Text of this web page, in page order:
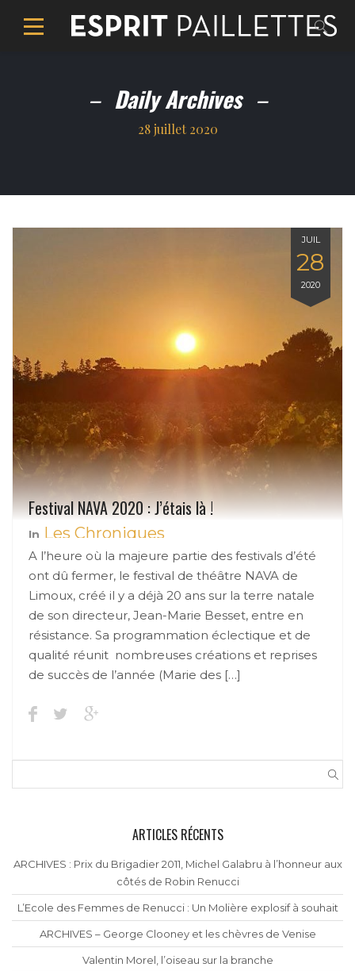
Daily Archives
28 juillet 2020
JUIL
28
2020
Festival NAVA 2020 : J’étais là !
In Les Chroniques
A l’heure où la majeure partie des festivals d’été
ont dû fermer, le festival de théâtre NAVA de
Limoux, créé il y a déjà 20 ans sur la terre natale
de son directeur, Jean-Marie Besset, entre en
résistance. Sa programmation éclectique et de
qualité réunit nombreuses créations et reprises
de succès de l’année (Marie des […]
ARTICLES RÉCENTS
ARCHIVES : Prix du Brigadier 2011, Michel Galabru à l’honneur aux
côtés de Robin Renucci
L’Ecole des Femmes de Renucci : Un Molière explosif à souhait
ARCHIVES – George Clooney et les chèvres de Venise
Valentin Morel, l’oiseau sur la branche